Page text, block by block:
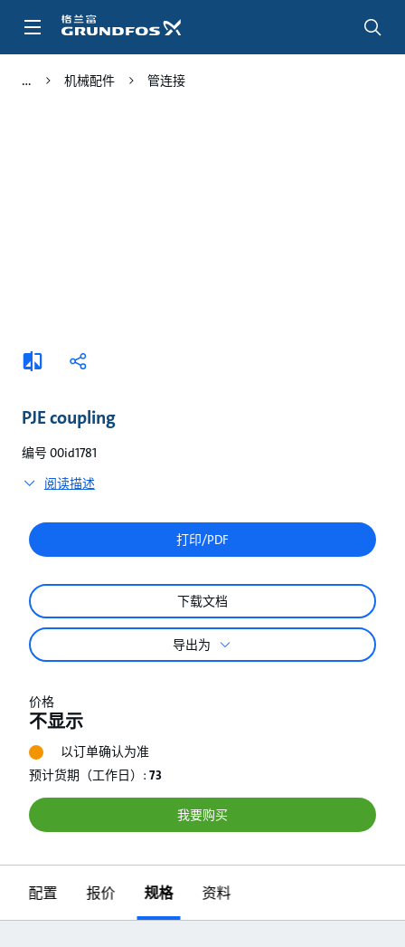
机械配件 管连接
添
加
分
PJE coupling
编号 00id1781
阅读描述
打印/PDF
下载文档
导出为
价格
不显示
以订单确认为准
预计货期（工作日）: 73
我要购买
配置 报价 规格 资料